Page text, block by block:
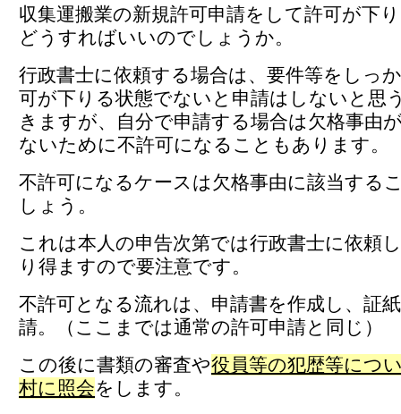
収集運搬業の新規許可申請をして許可が下
どうすればいいのでしょうか。
行政書士に依頼する場合は、要件等をしっ
可が下りる状態でないと申請はしないと思
きますが、自分で申請する場合は欠格事由
ないために不許可になることもあります。
不許可になるケースは欠格事由に該当する
しょう。
これは本人の申告次第では行政書士に依頼
り得ますので要注意です。
不許可となる流れは、申請書を作成し、証
請。（ここまでは通常の許可申請と同じ）
この後に書類の審査や役員等の犯歴等につ
村に照会をします。